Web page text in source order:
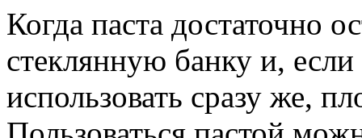
Когда паста достаточно
стеклянную банку и,
использовать сразу же,